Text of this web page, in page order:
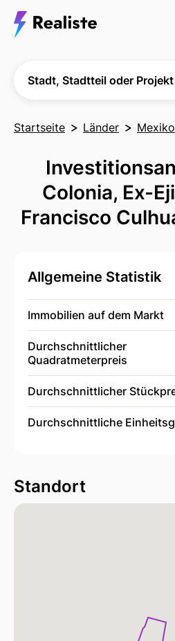
Stadt, Stadtteil oder Projekt
Startseite Länder Mexiko
Colonia, Ex-
Francisco
Allgemeine Statistik
Immobilien auf dem Markt
Durchschnittlicher
Quadratmeterpreis
Durchschnittlicher
Durchschnittliche
Standort